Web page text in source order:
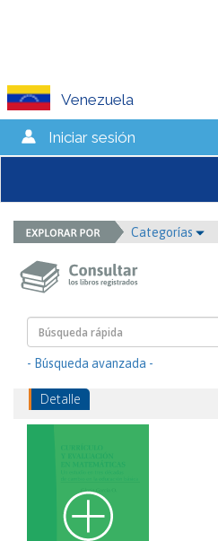
Venezuela
Iniciar sesión
Categorías
- Búsqueda avanzada -
Detalle